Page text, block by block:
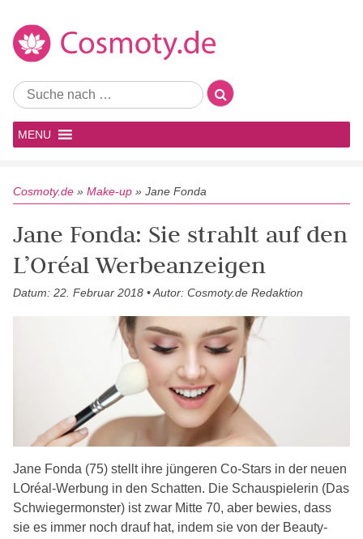
MENU
Cosmoty.de » Make-up » Jane Fonda
Jane Fonda: Sie strahlt auf den
L’Oréal Werbeanzeigen
Datum: 22. Februar 2018 • Autor: Cosmoty.de Redaktion
Jane Fonda (75) stellt ihre jüngeren Co-Stars in der neuen
LOréal-Werbung in den Schatten. Die Schauspielerin (Das
Schwiegermonster) ist zwar Mitte 70, aber bewies, dass
sie es immer noch drauf hat, indem sie von der Beauty-